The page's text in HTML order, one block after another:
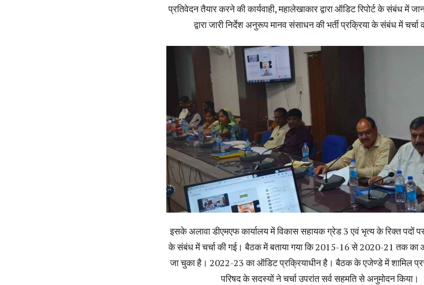
प्रतिवेदन तैयार करने की कार्यवाही, महालेखाकार द्वारा ऑडिट रिपोर्ट के संबंध में
द्वारा जारी निर्देश अनुरूप मानव संसाधन की भर्ती प्रक्रिया के संबंध में चर्चा
इसके अलावा डीएमएफ कार्यालय में विकास सहायक ग्रेड 3 एवं भृत्य के रिक्त पदों पर
के संबंध में चर्चा की गई। बैठक में बताया गया कि 2015-16 से 2020-21 तक का
जा चुका है। 2022-23 का ऑडिट प्रक्रियाधीन है। बैठक के एजेण्डे में शामिल
परिषद के सदस्यों ने चर्चा उपरांत सर्व सहमति से अनुमोदन किया।